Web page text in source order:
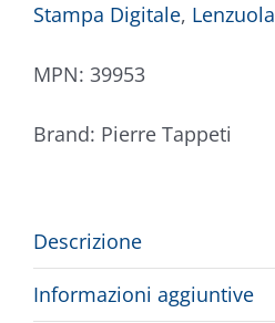
Stampa Digitale, Lenzuola
MPN: 39953
Brand: Pierre Tappeti
Descrizione
Informazioni aggiuntive